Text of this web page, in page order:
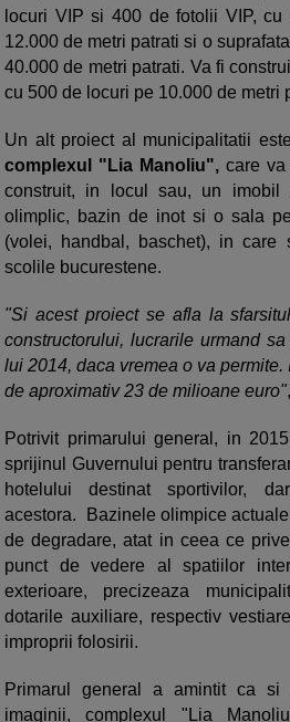
locuri VIP si 400 de fotolii VIP, cu
12.000 de metri patrati si o
40.000 de metri patrati. Va fi
cu 500 de locuri pe 10.000 de metri
Un alt proiect al municipalitatii
complexul "Lia Manoliu",care va
construit, in locul sau, un imobil
olimplic, bazin de inot si o sala
(volei, handbal, baschet), in
scolile bucurestene.
"Si acest proiect se afla la
constructorului, lucrarile urmand
lui 2014, daca vremea o va
de aproximativ 23 de milioane euro"
Potrivit primarului general, in
sprijinul Guvernului pentru
hotelului destinat sportivilor,
acestora. Bazinele olimpice
de degradare, atat in ceea ce
punct de vedere al spatiilor
exterioare, precizeaza
dotarile auxiliare, respectiv
improprii folosirii.
Primarul general a amintit ca
imaginii, complexul "Lia